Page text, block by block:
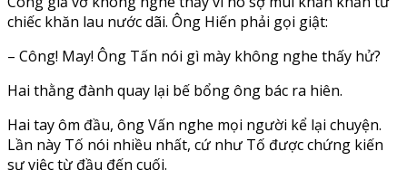
chiếc khăn lau nước dãi. Ông Hiến phải gọi giật:
– Công! May! Ông Tấn nói gì mày không nghe thấy hử?
Hai thằng đành quay lại bế bổng ông bác ra hiên.
Hai tay ôm đầu, ông Vấn nghe mọi người kể lại chuyện.
Lần này Tố nói nhiều nhất, cứ như Tố được chứng kiến
sự việc từ đầu đến cuối.